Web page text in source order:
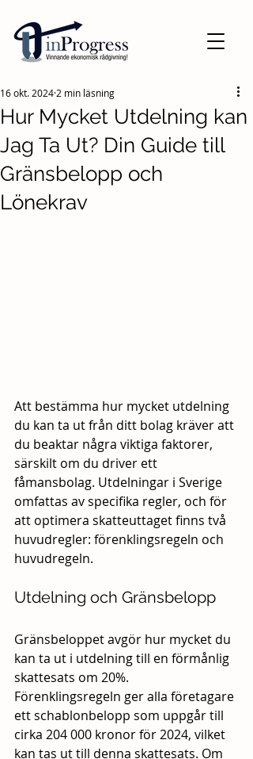
Hur Mycket Utdelning kan
Jag Ta Ut? Din Guide till
Gränsbelopp och
Lönekrav
16 okt. 2024 2 min läsning
Att bestämma hur mycket utdelning
du kan ta ut från ditt bolag kräver att
du beaktar några viktiga faktorer,
särskilt om du driver ett
fåmansbolag. Utdelningar i Sverige
omfattas av specifika regler, och för
att optimera skatteuttaget finns två
huvudregler: förenklingsregeln och
huvudregeln.
Utdelning och Gränsbelopp
Gränsbeloppet avgör hur mycket du
kan ta ut i utdelning till en förmånlig
skattesats om 20%.
Förenklingsregeln ger alla företagare
ett schablonbelopp som uppgår till
cirka 204 000 kronor för 2024, vilket
kan tas ut till denna skattesats. Om